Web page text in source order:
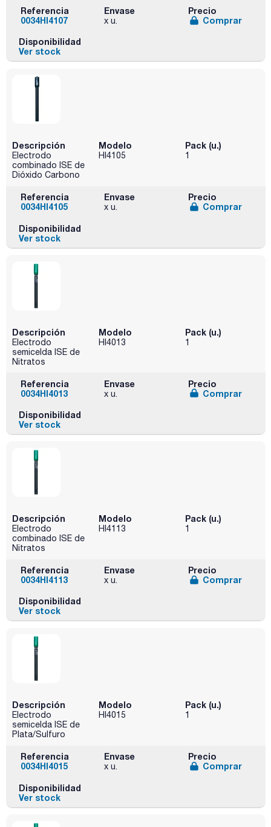
Referencia
0034HI4107
Envase
x u.
Precio
Comprar
Disponibilidad
Ver stock
Descripción
Electrodo
combinado ISE de
Dióxido Carbono
Modelo
HI4105
Pack (u.)
1
Referencia
0034HI4105
Envase
x u.
Precio
Comprar
Disponibilidad
Ver stock
Descripción
Electrodo
semicelda ISE de
Nitratos
Modelo
HI4013
Pack (u.)
1
Referencia
0034HI4013
Envase
x u.
Precio
Comprar
Disponibilidad
Ver stock
Descripción
Electrodo
combinado ISE de
Nitratos
Modelo
HI4113
Pack (u.)
1
Referencia
0034HI4113
Envase
x u.
Precio
Comprar
Disponibilidad
Ver stock
Descripción
Electrodo
semicelda ISE de
Plata/Sulfuro
Modelo
HI4015
Pack (u.)
1
Referencia
0034HI4015
Envase
x u.
Precio
Comprar
Disponibilidad
Ver stock